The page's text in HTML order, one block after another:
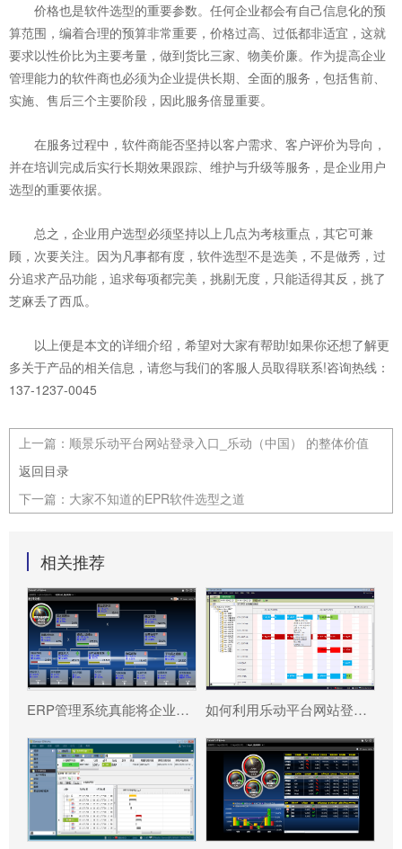
价格也是软件选型的重要参数。任何企业都会有自己信息化的预
算范围，编着合理的预算非常重要，价格过高、过低都非适宜，这就
要求以性价比为主要考量，做到货比三家、物美价廉。作为提高企业
管理能力的软件商也必须为企业提供长期、全面的服务，包括售前、
实施、售后三个主要阶段，因此服务倍显重要。
在服务过程中，软件商能否坚持以客户需求、客户评价为导向，
并在培训完成后实行长期效果跟踪、维护与升级等服务，是企业用户
选型的重要依据。
总之，企业用户选型必须坚持以上几点为考核重点，其它可兼
顾，次要关注。因为凡事都有度，软件选型不是选美，不是做秀，过
分追求产品功能，追求每项都完美，挑剔无度，只能适得其反，挑了
芝麻丢了西瓜。
以上便是本文的详细介绍，希望对大家有帮助!如果你还想了解更
多关于产品的相关信息，请您与我们的客服人员取得联系!咨询热线：
137-1237-0045
上一篇： 顺景乐动平台网站登录入口_乐动（中国） 的整体价值
返回目录
下一篇： 大家不知道的EPR软件选型之道
相关推荐
ERP管理系统真能将企业数据转化为可执行决策吗? 如何利用乐动平台网站登录入口_乐动（中国） 系统更好提升企业运营效率?